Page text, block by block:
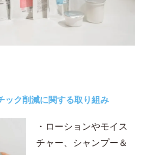
ック削減に関する取り組み
・ローションやモイス
チャー、シャンプー＆